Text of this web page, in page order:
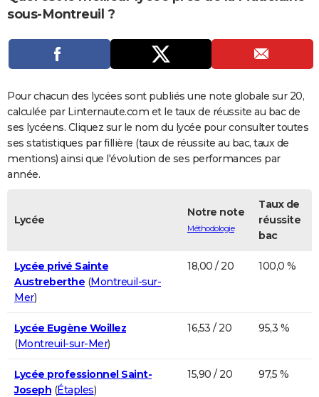
Dictionnaire
Biographies
Citations
Expressions
Proverbes
COPAINS D'AVANT
FORUM
Bricolage
Lifestyle
Culture
Television
Voyage
Cinema
sous-Montreuil ?
Pour chacun des lycées sont publiés une note globale sur 20,
calculée par Linternaute.com et le taux de réussite au bac de
ses lycéens. Cliquez sur le nom du lycée pour consulter toutes
ses statistiques par fillière (taux de réussite au bac, taux de
mentions) ainsi que l'évolution de ses performances par
année.
Lycée
Notre note
Méthodologie
Taux de
réussite
bac
Lycée privé Sainte
Austreberthe (Montreuil-sur-
Mer)
18,00 / 20 100,0 %
Lycée Eugène Woillez
(Montreuil-sur-Mer)
16,53 / 20 95,3 %
Lycée professionnel Saint-
Joseph (Étaples)
15,90 / 20 97,5 %